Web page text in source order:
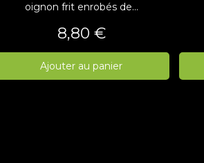
oignon frit enrobés de...
Prix
8,80 €
Ajouter au panier